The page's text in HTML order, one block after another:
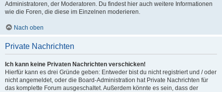
Administratoren, der Moderatoren. Du findest hier auch weitere Informationen
wie die Foren, die diese im Einzelnen moderieren.
Nach oben
Private Nachrichten
Ich kann keine Privaten Nachrichten verschicken!
Hierfür kann es drei Gründe geben: Entweder bist du nicht registriert und / oder
nicht angemeldet, oder die Board-Administration hat Private Nachrichten für
das komplette Forum ausgeschaltet. Außerdem könnte es sein, dass der